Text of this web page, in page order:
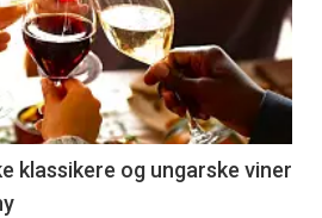
klassikere og ungarske viner